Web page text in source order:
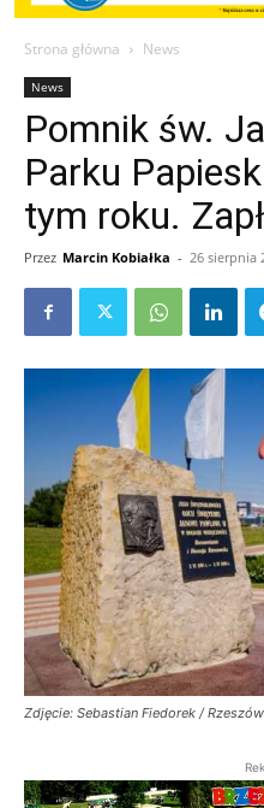
Strona główna News
News
Pomnik św.
Parku
tym roku.
Przez Marcin Kobiałka - 26 sierpnia
Zdjęcie: Sebastian Fiedorek /